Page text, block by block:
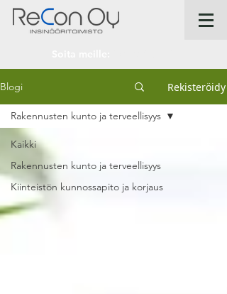
Blogi Rekisteröidy
Kaikki
Rakennusten kunto ja terveellisyys
Kiinteistön kunnossapito ja korjaus
Rakennusten kunto ja terveellisyys